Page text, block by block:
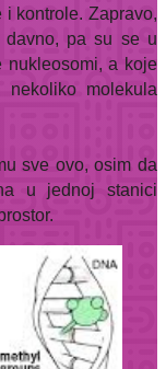
kontrole. Zapravo,
pa su se u
nukleosomi, a koje
nekoliko molekula
sve ovo, osim da
u jednoj stanici